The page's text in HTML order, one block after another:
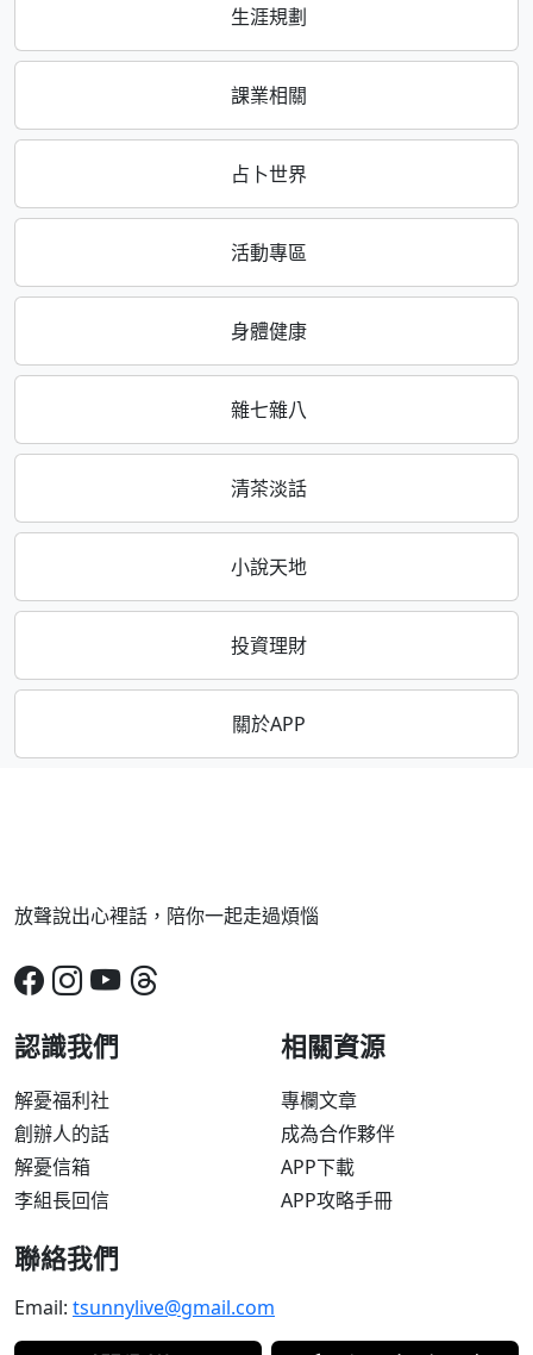
生涯規劃
課業相關
占卜世界
活動專區
身體健康
雜七雜八
清茶淡話
小說天地
投資理財
關於APP
放聲說出心裡話，陪你一起走過煩惱
認識我們
解憂福利社
創辦人的話
解憂信箱
李組長回信
相關資源
專欄文章
成為合作夥伴
APP下載
APP攻略手冊
聯絡我們
Email: tsunnylive@gmail.com